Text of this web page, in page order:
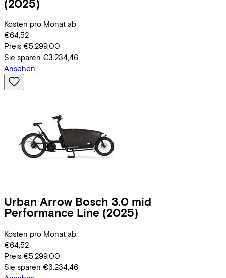
(2025)
Kosten pro Monat ab
€64,52
Preis €5.299,00
Sie sparen €3.234,46
Ansehen
Urban Arrow Bosch 3.0 mid
Performance Line (2025)
Kosten pro Monat ab
€64,52
Preis €5.299,00
Sie sparen €3.234,46